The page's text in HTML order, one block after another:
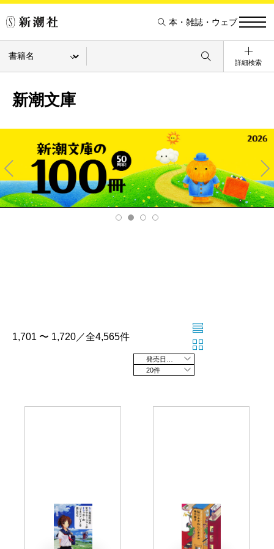
本・雑誌・ウェブ
詳細検索
新潮文庫
Pre
v
Ne
xt
1,701 〜 1,720／全4,565件
20件